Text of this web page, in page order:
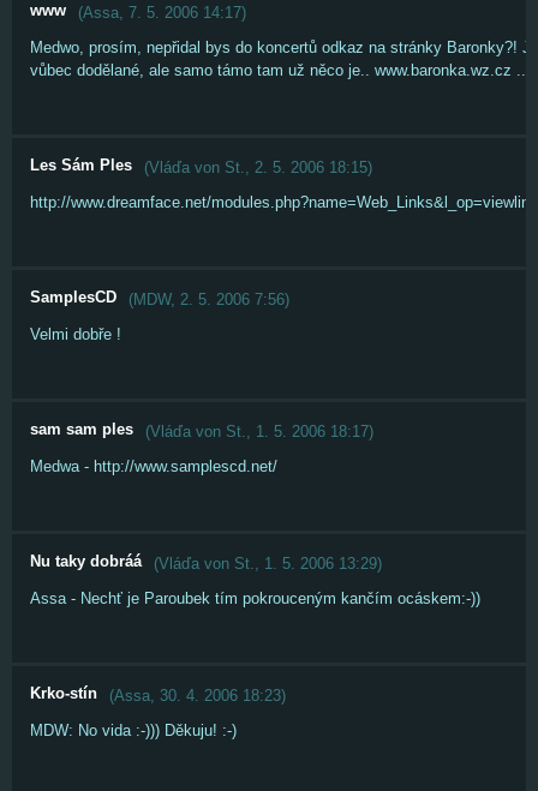
www (Assa, 7. 5. 2006 14:17)
Medwo, prosím, nepřidal bys do koncertů odkaz na stránky Baronky?!
vůbec dodělané, ale samo támo tam už něco je.. www.baronka.wz.cz
Les Sám Ples (Vláďa von St., 2. 5. 2006 18:15)
http://www.dreamface.net/
SamplesCD (MDW, 2. 5. 2006 7:56)
Velmi dobře !
sam sam ples (Vláďa von St., 1. 5. 2006 18:17)
Medwa - http://www.samplescd.net/
Nu taky dobráá (Vláďa von St., 1. 5. 2006 13:29)
Assa - Nechť je Paroubek tím pokrouceným kančím ocáskem:-))
Krko-stín (Assa, 30. 4. 2006 18:23)
MDW: No vida :-))) Děkuju! :-)